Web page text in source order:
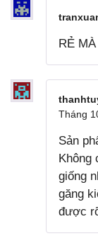
RẺ
Tháng
Sản
Không
giống
găng
được